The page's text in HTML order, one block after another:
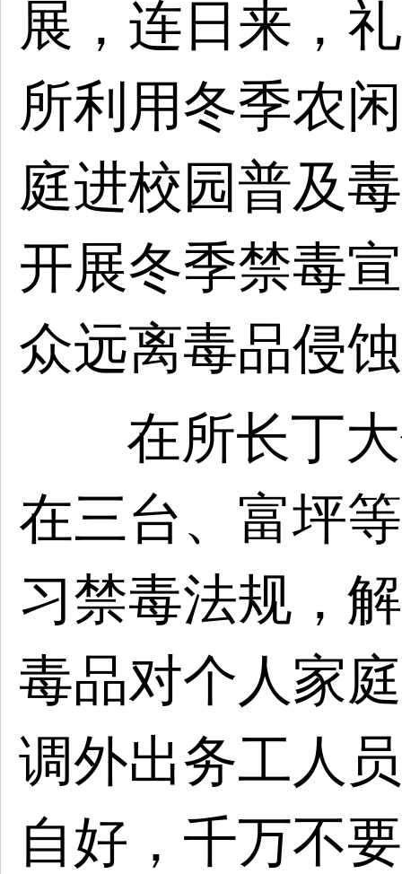
展，连日来，
所利用冬季农
庭进校园普及
开展冬季禁毒
众远离毒品侵
在所长丁
在三台、富坪
习禁毒法规，
毒品对个人家
调外出务工人
自好，千万不